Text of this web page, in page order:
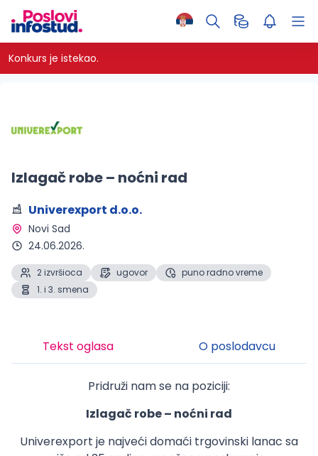
Konkurs je istekao.
Izlagač robe – noćni rad
Univerexport d.o.o.
Novi Sad
24.06.2026.
2 izvršioca ugovor
puno radno vreme
1. i 3. smena
Tekst oglasa O poslodavcu
Pridruži nam se na poziciji:
Izlagač robe – noćni rad
Univerexport je najveći domaći trgovinski lanac sa